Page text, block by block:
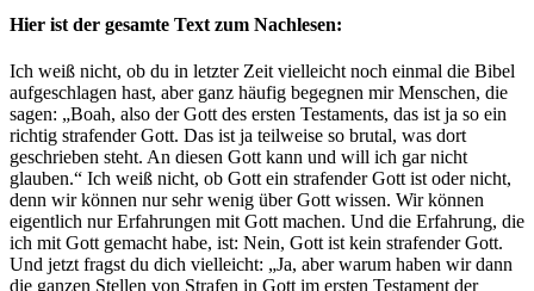
Hier ist der gesamte Text zum Nachlesen:
Ich weiß nicht, ob du in letzter Zeit vielleicht noch einmal die Bibel
aufgeschlagen hast, aber ganz häufig begegnen mir Menschen, die
sagen: „Boah, also der Gott des ersten Testaments, das ist ja so ein
richtig strafender Gott. Das ist ja teilweise so brutal, was dort
geschrieben steht. An diesen Gott kann und will ich gar nicht
glauben.“ Ich weiß nicht, ob Gott ein strafender Gott ist oder nicht,
denn wir können nur sehr wenig über Gott wissen. Wir können
eigentlich nur Erfahrungen mit Gott machen. Und die Erfahrung, die
ich mit Gott gemacht habe, ist: Nein, Gott ist kein strafender Gott.
Und jetzt fragst du dich vielleicht: „Ja, aber warum haben wir dann
die ganzen Stellen von Strafen in Gott im ersten Testament der